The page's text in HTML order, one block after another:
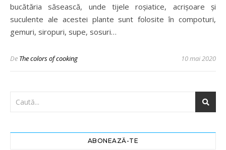
bucătăria săsească, unde tijele roșiatice, acrișoare și
suculente ale acestei plante sunt folosite în compoturi,
gemuri, siropuri, supe, sosuri…
De The colors of cooking 10 mai 2020
ABONEAZĂ-TE